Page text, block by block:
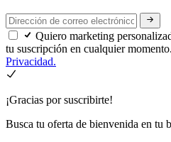
Quiero marketing
tu suscripción en cualquier
Privacidad.
¡Gracias por suscribirte!
Busca tu oferta de bienvenida en tu